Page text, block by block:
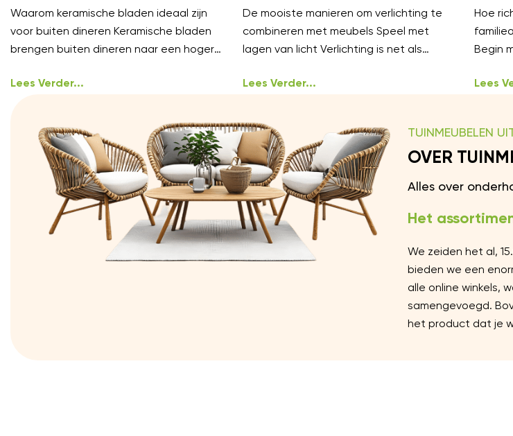
zijn voor buiten dineren
Waarom keramische bladen ideaal zijn
voor buiten dineren Keramische bladen
brengen buiten dineren naar een hoger
onder
Lees Verder...
te combineren met meubels
De mooiste manieren om verlichting te
combineren met meubels Speel met
lagen van licht Verlichting is net als
Lees Verder...
Hoe
Begin
Lees
TUINMEUBELEN
OVER
Alles over
Het
We zeiden het al,
bieden we een
alle online winkels,
samengevoegd.
het product dat je